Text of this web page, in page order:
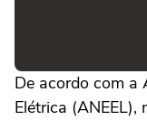
De acordo com a
Elétrica (ANEEL),